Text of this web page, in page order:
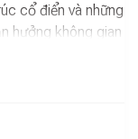
cổ điển và những
hưởng không gian
và nghỉ ngơi